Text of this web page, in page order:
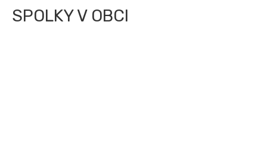
SPOLKY V OBCI